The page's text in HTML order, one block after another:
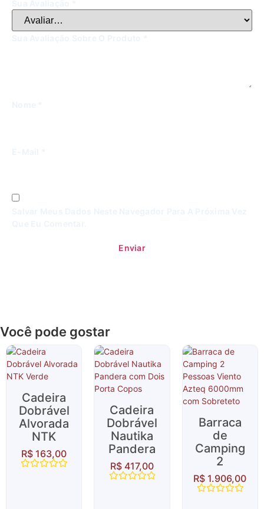
Você pode gostar
Cadeira
Dobrável
Alvorada
NTK
R$ 163,00
Cadeira
Dobrável
Nautika
Pandera
R$417,00
Barraca
de
Camping
2
R$ 1.906,00